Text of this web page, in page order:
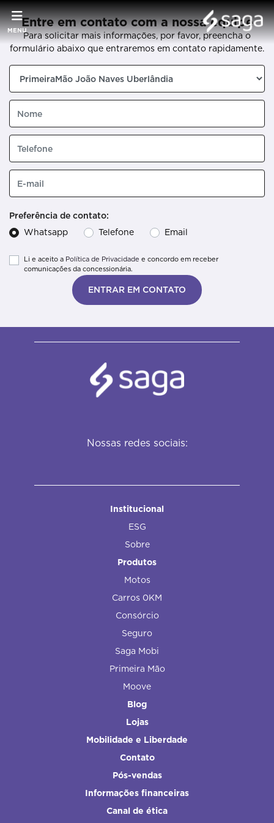
MENU
Entre em contato com a nossa equipe
Para solicitar mais informações, por favor, preencha o
formulário abaixo que entraremos em contato rapidamente.
Preferência de contato:
Whatsapp
Telefone Email
Li e aceito a Política de Privacidade e concordo em receber
comunicações da concessionária.
ENTRAR EM CONTATO
Nossas redes sociais:
Institucional
ESG
Sobre
Produtos
Motos
Carros 0KM
Consórcio
Seguro
Saga Mobi
Primeira Mão
Moove
Blog
Lojas
Mobilidade e Liberdade
Contato
Pós-vendas
Informações financeiras
Canal de ética